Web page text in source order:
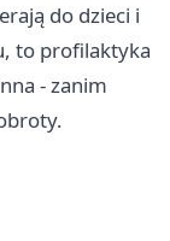
do dzieci i
to profilaktyka
- zanim